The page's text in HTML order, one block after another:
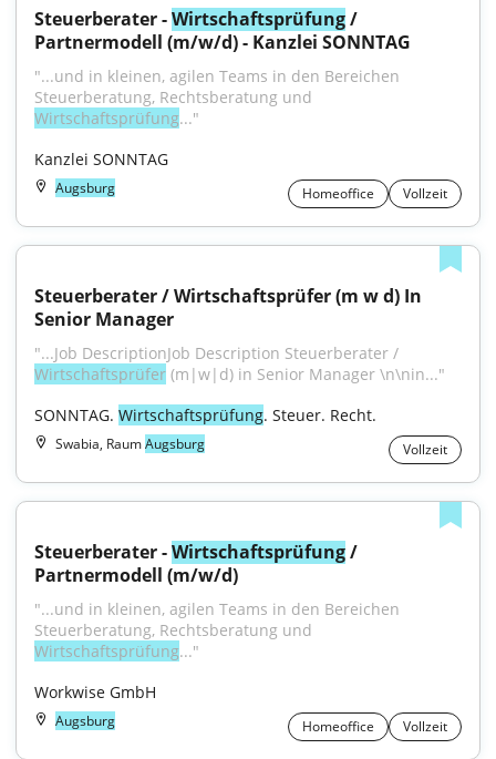
Steuerberater - Wirtschaftsprüfung /
Partnermodell (m/w/d) - Kanzlei SONNTAG
"...und in kleinen, agilen Teams in den Bereichen
Wirtschaftsprüfung..."
Kanzlei SONNTAG
Augsburg Homeoffice Vollzeit
Steuerberater / Wirtschaftsprüfer (m w d) In
Senior Manager
Wirtschaftsprüfer (m|w|d) in Senior Manager \n\nin..."
SONNTAG. Wirtschaftsprüfung. Steuer. Recht.
Swabia, RaumAugsburg Vollzeit
Steuerberater - Wirtschaftsprüfung /
Partnermodell (m/w/d)
"...und in kleinen, agilen Teams in den Bereichen
Wirtschaftsprüfung..."
Workwise GmbH
Augsburg Homeoffice Vollzeit